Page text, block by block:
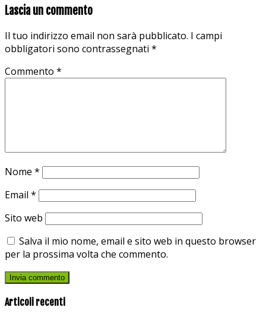
Lascia un commento
Il tuo indirizzo email non sarà pubblicato. I campi
obbligatori sono contrassegnati *
Commento *
Nome *
Email *
Sito web
Salva il mio nome, email e sito web in questo browser
per la prossima volta che commento.
Articoli recenti